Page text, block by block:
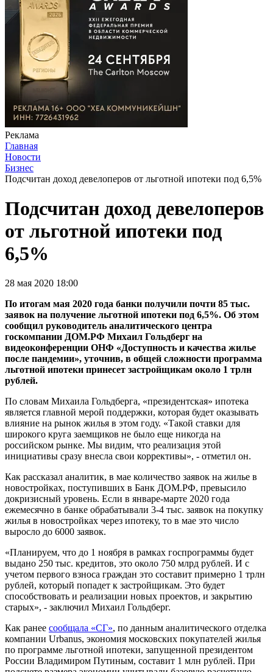
Реклама
Главная
Новости
Бизнес
Подсчитан доход девелоперов от льготной ипотеки под 6,5%
Подсчитан доход девелоперов
от льготной ипотеки под
6,5%
28 мая 2020 18:00
По итогам мая 2020 года банки получили почти 85 тыс.
заявок на получение льготной ипотеки под 6,5%. Об этом
сообщил руководитель аналитического центра
госкомпании ДОМ.РФ Михаил Гольдберг на
видеоконференции ОНФ «Доступность и качества жилье
после пандемии», уточнив, в общей сложности программа
льготной ипотеки принесет застройщикам около 1 трлн
рублей.
По словам Михаила Гольдберга, «президентская» ипотека
является главной мерой поддержки, которая будет оказывать
влияние на рынок жилья в этом году. «Такой ставки для
широкого круга заемщиков не было еще никогда на
российском рынке. Мы видим, что реализация этой
инициативы сразу внесла свои коррективы», - отметил он.
Как рассказал аналитик, в мае количество заявок на жилье в
новостройках, поступивших в Банк ДОМ.РФ, превысило
докризисный уровень. Если в январе-марте 2020 года
ежемесячно в банке обрабатывали 3-4 тыс. заявок на покупку
жилья в новостройках через ипотеку, то в мае это число
выросло до 6000 заявок.
«Планируем, что до 1 ноября в рамках госпрограммы будет
выдано 250 тыс. кредитов, это около 750 млрд рублей. И с
учетом первого взноса граждан это составит примерно 1 трлн
рублей, который попадет к застройщикам. Это будет
способствовать и реализации новых проектов, и закрытию
старых», - заключил Михаил Гольдберг.
Как ранее сообщала «СГ», по данным аналитического отделка
компании Urbanus, экономия московских покупателей жилья
по программе льготной ипотеки, запущенной президентом
России Владимиром Путиным, составит 1 млн рублей. При